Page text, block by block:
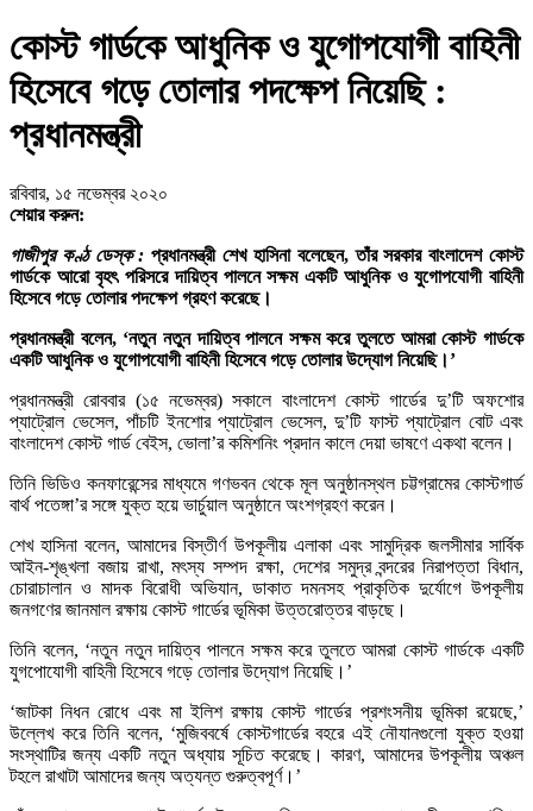
কোস্ট গার্ডকে আধুনিক ও যুগোপযোগী বাহিনী
হিসেবে গড়ে তোলার পদক্ষেপ নিয়েছি :
প্রধানমন্ত্রী
রবিবার, ১৫ নভেম্বর ২০২০
শেয়ার করুন:
গাজীপুর কণ্ঠ ডেস্ক : প্রধানমন্ত্রী শেখ হাসিনা বলেছেন, তাঁর সরকার বাংলাদেশ কোস্ট
গার্ডকে আরো বৃহৎ পরিসরে দায়িত্ব পালনে সক্ষম একটি আধুনিক ও যুগোপযোগী বাহিনী
হিসেবে গড়ে তোলার পদক্ষেপ গ্রহণ করেছে।
প্রধানমন্ত্রী বলেন, ‘নতুন নতুন দায়িত্ব পালনে সক্ষম করে তুলতে আমরা কোস্ট গার্ডকে
একটি আধুনিক ও যুগোপযোগী বাহিনী হিসেবে গড়ে তোলার উদ্যোগ নিয়েছি।’
প্রধানমন্ত্রী রোববার (১৫ নভেম্বর) সকালে বাংলাদেশ কোস্ট গার্ডের দু’টি অফশোর
প্যাট্রোল ভেসেল, পাঁচটি ইনশোর প্যাট্রোল ভেসেল, দু’টি ফাস্ট প্যাট্রোল বোট এবং
বাংলাদেশ কোস্ট গার্ড বেইস, ভোলা’র কমিশনিং প্রদান কালে দেয়া ভাষণে একথা বলেন।
তিনি ভিডিও কনফারেন্সের মাধ্যমে গণভবন থেকে মূল অনুষ্ঠানস্থল চট্টগ্রামের কোস্টগার্ড
বার্থ পতেঙ্গা’র সঙ্গে যুক্ত হয়ে ভার্চুয়াল অনুষ্ঠানে অংশগ্রহণ করেন।
শেখ হাসিনা বলেন, আমাদের বিস্তীর্ণ উপকূলীয় এলাকা এবং সামুদ্রিক জলসীমার সার্বিক
আইন-শৃঙ্খলা বজায় রাখা, মৎস্য সম্পদ রক্ষা, দেশের সমুদ্র বন্দরের নিরাপত্তা বিধান,
চোরাচালান ও মাদক বিরোধী অভিযান, ডাকাত দমনসহ প্রাকৃতিক দুর্যোগে উপকূলীয়
জনগণের জানমাল রক্ষায় কোস্ট গার্ডের ভূমিকা উত্তরোত্তর বাড়ছে।
তিনি বলেন, ‘নতুন নতুন দায়িত্ব পালনে সক্ষম করে তুলতে আমরা কোস্ট গার্ডকে একটি
যুগপোযোগী বাহিনী হিসেবে গড়ে তোলার উদ্যোগ নিয়েছি।’
‘জাটকা নিধন রোধে এবং মা ইলিশ রক্ষায় কোস্ট গার্ডের প্রশংসনীয় ভূমিকা রয়েছে,’
উল্লেখ করে তিনি বলেন, ‘মুজিববর্ষে কোস্টগার্ডের বহরে এই নৌযানগুলো যুক্ত হওয়া
সংস্থাটির জন্য একটি নতুন অধ্যায় সূচিত করেছে। কারণ, আমাদের উপকূলীয় অঞ্চল
টহলে রাখাটা আমাদের জন্য অত্যন্ত গুরুত্বপূর্ণ।’